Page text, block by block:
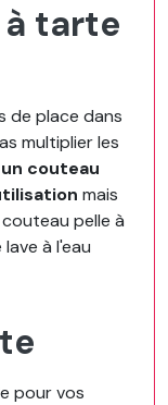
tarte
de place dans
multiplier les
un couteau
mais
pelle à
lave à l'eau
pour vos